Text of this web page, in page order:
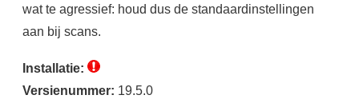
wat te agressief: houd dus de standaardinstellingen
aan bij scans.
Installatie:
Versienummer: 19.5.0